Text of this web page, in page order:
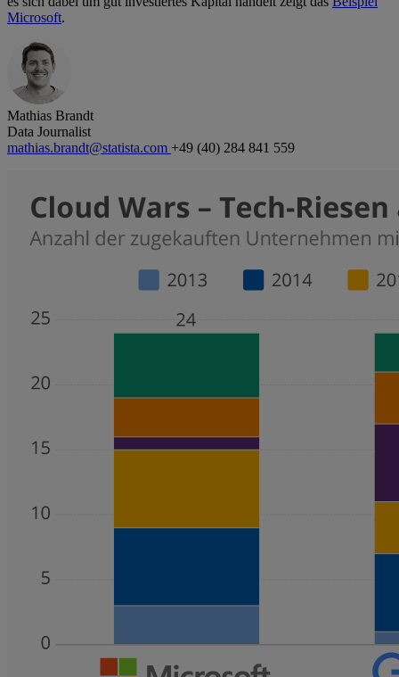
Microsoft.
Mathias Brandt
Data Journalist
mathias.brandt@statista.com +49 (40) 284 841 559